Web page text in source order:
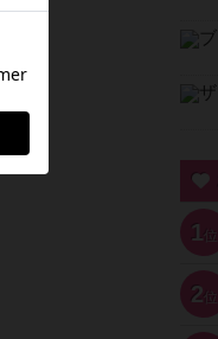
1 位
2 位